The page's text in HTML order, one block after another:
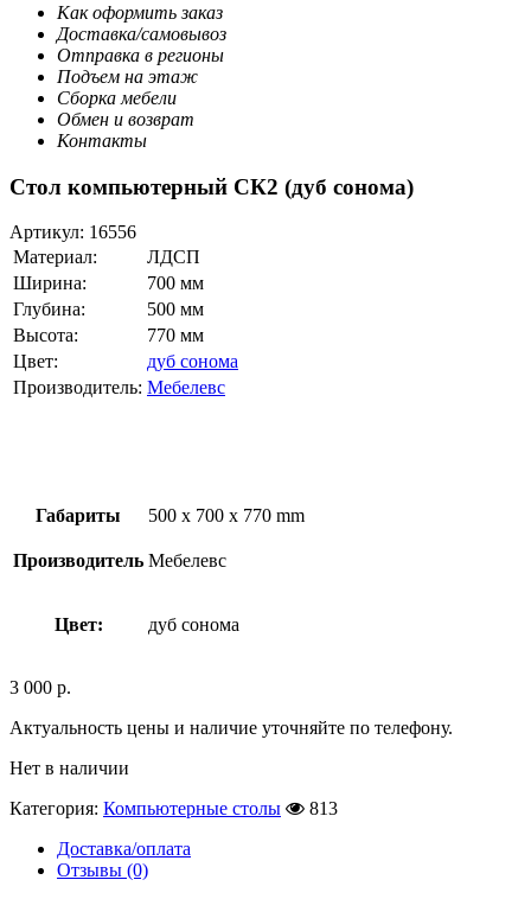
Как оформить заказ
Доставка/самовывоз
Отправка в регионы
Подъем на этаж
Сборка мебели
Обмен и возврат
Контакты
Стол компьютерный СК2 (дуб сонома)
Артикул: 16556
Материал:
ЛДСП
Ширина:
700 мм
Глубина:
500 мм
Высота:
770 мм
Цвет:
дуб сонома
Производитель: Мебелевс
Габариты 500 x 700 x 770 mm
Производитель Мебелевс
Цвет: дуб сонома
3 000 р.
Актуальность цены и наличие уточняйте по телефону.
Нет в наличии
Категория: Компьютерные столы
813
Доставка/оплата
Отзывы (0)